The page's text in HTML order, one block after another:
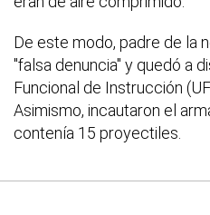
De este modo, padre de la
"falsa denuncia" y quedó a
Funcional de Instrucción
Asimismo, incautaron el
contenía 15 proyectiles.